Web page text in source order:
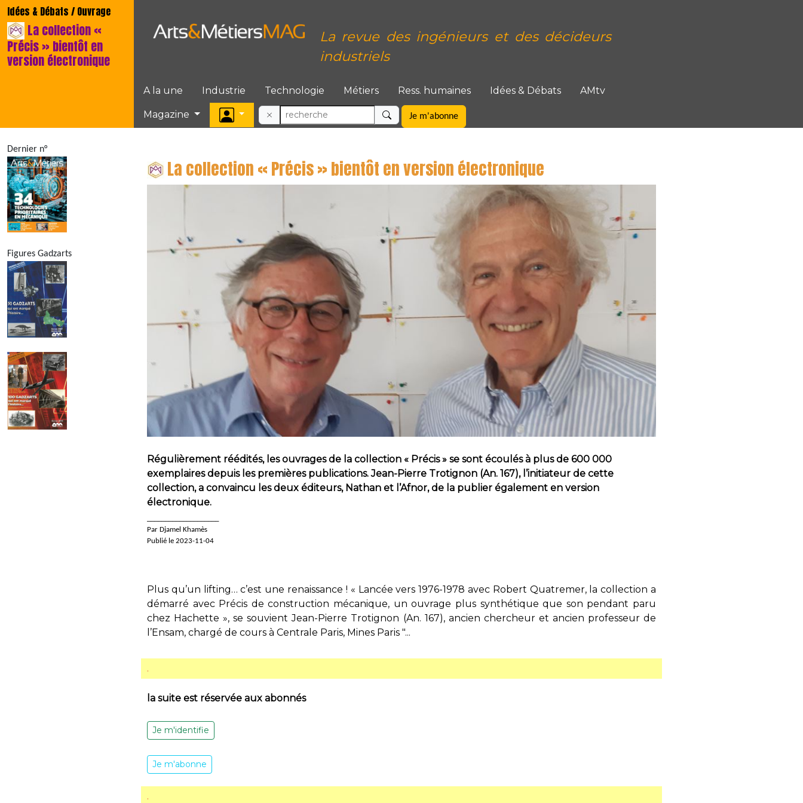
Idées & Débats / Ouvrage
La collection «
Précis » bientôt en
version électronique
La revue des ingénieurs et des décideurs
industriels
A la une Industrie Technologie Métiers Ress. humaines Idées & Débats AMtv
Magazine Je m'abonne
Dernier n°
Figures Gadzarts
La collection « Précis » bientôt en version électronique
Régulièrement réédités, les ouvrages de la collection « Précis » se sont écoulés à plus de 600 000
exemplaires depuis les premières publications. Jean-Pierre Trotignon (An. 167), l’initiateur de cette
collection, a convaincu les deux éditeurs, Nathan et l’Afnor, de la publier également en version
électronique.
Par Djamel Khamès
Publié le 2023-11-04
Plus qu’un lifting… c’est une renaissance ! « Lancée vers 1976-1978 avec Robert Quatremer, la collection a
démarré avec Précis de construction mécanique, un ouvrage plus synthétique que son pendant paru
chez Hachette », se souvient Jean-Pierre Trotignon (An. 167), ancien chercheur et ancien professeur de
l’Ensam, chargé de cours à Centrale Paris, Mines Paris "...
.
la suite est réservée aux abonnés
Je m'identifie
Je m'abonne
.